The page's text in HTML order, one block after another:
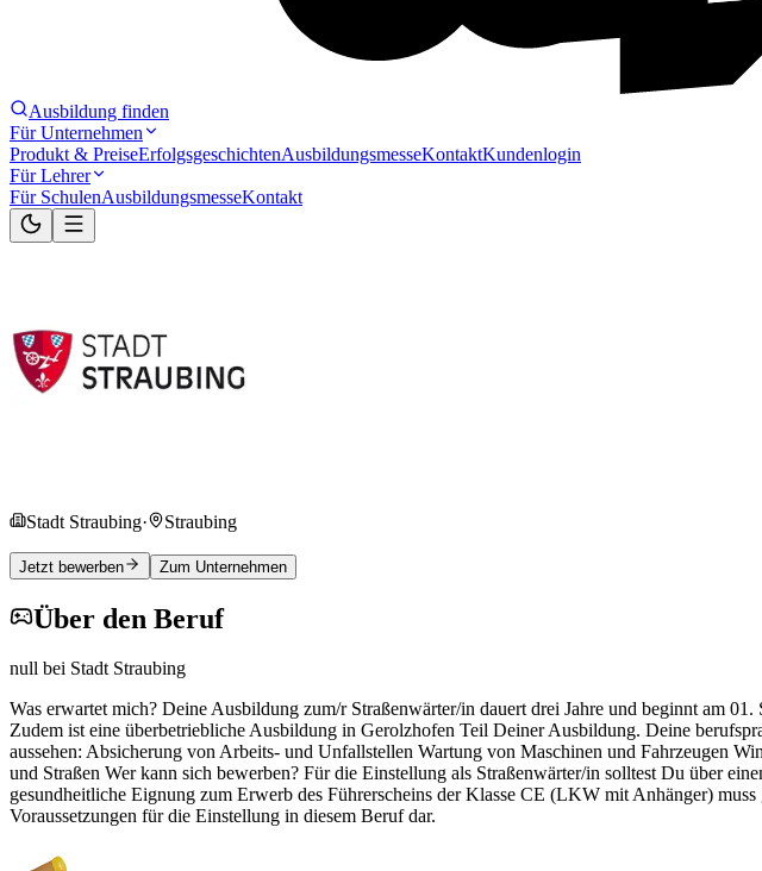
Ausbildung finden
Für Unternehmen
Produkt & PreiseErfolgsgeschichtenAusbildungsmesseKontaktKundenlogin
Für Lehrer
Für SchulenAusbildungsmesseKontakt
Stadt Straubing· Straubing
Jetzt bewerben Zum Unternehmen
Über den Beruf
null bei Stadt Straubing
Was erwartet mich? Deine Ausbildung zum/r Straßenwärter/in dauert drei Jahre und beginnt am
Zudem ist eine überbetriebliche Ausbildung in Gerolzhofen Teil Deiner Ausbildung. Deine
aussehen: Absicherung von Arbeits- und Unfallstellen Wartung von Maschinen und Fahrzeugen
und Straßen Wer kann sich bewerben? Für die Einstellung als Straßenwärter/in solltest Du über
gesundheitliche Eignung zum Erwerb des Führerscheins der Klasse CE (LKW mit Anhänger)
Voraussetzungen für die Einstellung in diesem Beruf dar.